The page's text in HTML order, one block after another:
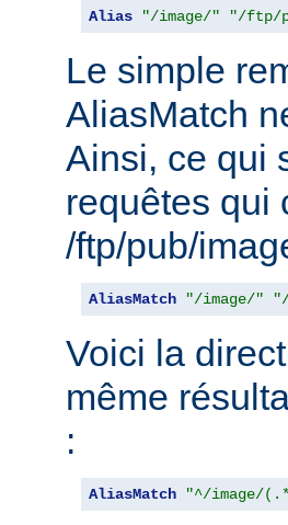
Alias "/image/" "/ftp/
Le simple
AliasMatch
Ainsi, ce qui
requêtes qui
/ftp/pub/
AliasMatch "/image/"
Voici la
même
:
AliasMatch "^/image/